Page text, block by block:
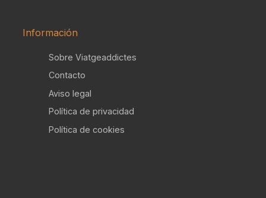
Información
Sobre Viatgeaddictes
Contacto
Aviso legal
Política de privacidad
Política de cookies